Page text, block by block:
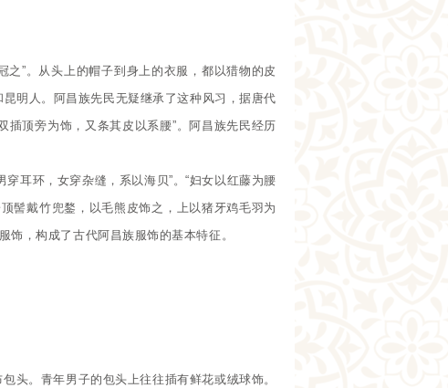
之”。从头上的帽子到身上的衣服，都以猎物的皮
明人。阿昌族先民无疑继承了这种风习，据唐代
顶旁为饰，又条其皮以系腰”。阿昌族先民经历
耳环，女穿杂缝，系以海贝”。“妇女以红藤为腰
戴竹兜鍪，以毛熊皮饰之，上以猪牙鸡毛羽为
，构成了古代阿昌族服饰的基本特征。
头。青年男子的包头上往往插有鲜花或绒球饰。